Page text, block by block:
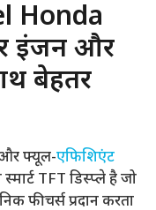
Honda
इंजन और
बेहतर
और फ्यूल-एफिशिएंट
TFT डिस्प्ले है जो
फीचर्स प्रदान करता